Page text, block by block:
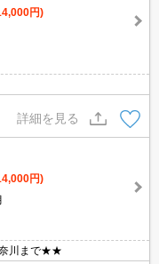
円)
詳細を見る
円)
奈川まで★★